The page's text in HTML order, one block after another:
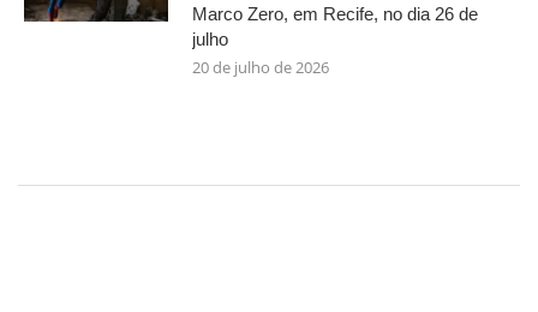
Marco Zero, em Recife, no dia 26 de
julho
20 de julho de 2026